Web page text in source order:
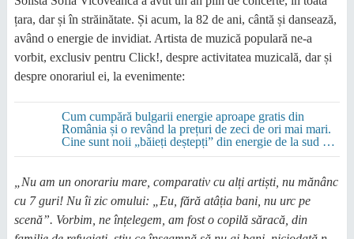
țara, dar și în străinătate. Și acum, la 82 de ani, cântă și dansează,
având o energie de invidiat. Artista de muzică populară ne-a
vorbit, exclusiv pentru Click!, despre activitatea muzicală, dar și
despre onorariul ei, la evenimente:
Cum cumpără bulgarii energie aproape gratis din
România și o revând la prețuri de zeci de ori mai mari.
Cine sunt noii „băieți deștepți” din energie de la sud de
Dunăre
„Nu am un onorariu mare, comparativ cu alți artiști, nu mănânc
cu 7 guri! Nu îi zic omului: „Eu, fără atâția bani, nu urc pe
scenă”. Vorbim, ne înțelegem, am fost o copilă săracă, din